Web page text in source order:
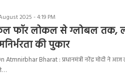
2025 - 4:19 PM
फॉर लोकल से ग्लोबल तक,
की पुकार
Atmnirbhar Bharat : प्रधानमंत्री नरेंद्र मोदी ने आज